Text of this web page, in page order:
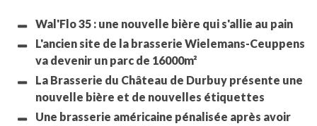
Wal'Flo 35 : une nouvelle bière qui s'allie au pain
L'ancien site de la brasserie Wielemans-Ceuppens
va devenir un parc de 16000m²
La Brasserie du Château de Durbuy présente une
nouvelle bière et de nouvelles étiquettes
Une brasserie américaine pénalisée après avoir